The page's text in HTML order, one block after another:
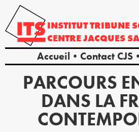
INSTITUTTRIBUNE
CENTREJACQUES
Accueil Contact CJS
PARCOURS
DANS LA